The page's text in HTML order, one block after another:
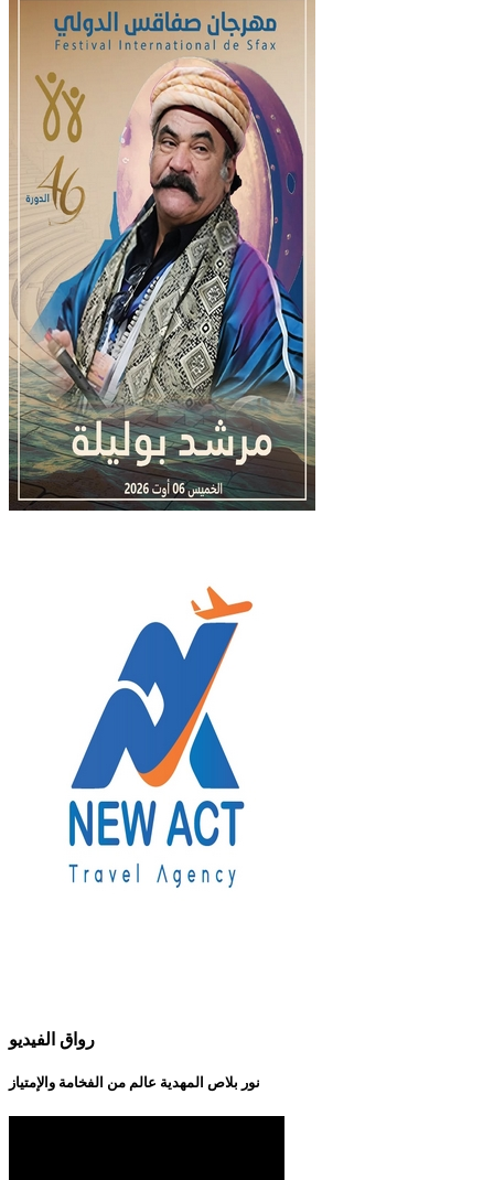
رواق الفيديو
نور بلاص المهدية عالم من الفخامة والإمتياز